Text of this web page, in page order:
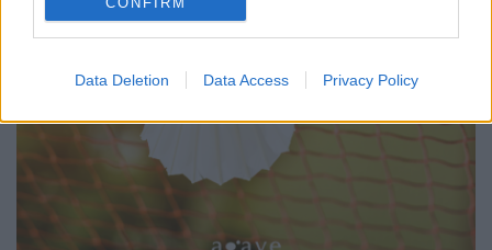
Data Deletion Data Access Privacy Policy